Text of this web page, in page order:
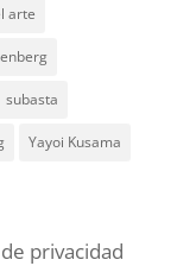
arte
subasta
Yayoi Kusama
privacidad